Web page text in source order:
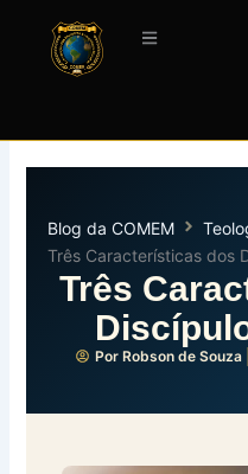
Blog da COMEM
Três Características dos
Três
PorRobson de Souza